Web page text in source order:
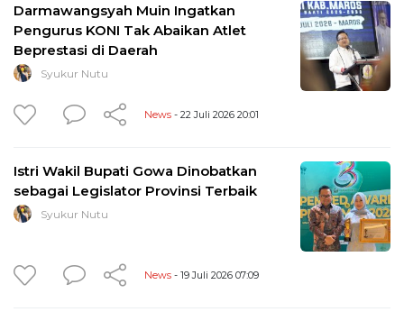
Darmawangsyah Muin Ingatkan
Pengurus KONI Tak Abaikan Atlet
Beprestasi di Daerah
Syukur Nutu
News - 22 Juli 2026 20:01
Istri Wakil Bupati Gowa Dinobatkan
sebagai Legislator Provinsi Terbaik
Syukur Nutu
News - 19 Juli 2026 07:09